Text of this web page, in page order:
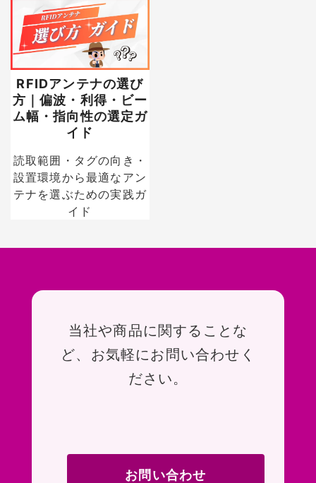
RFIDアンテナの選び
方｜偏波・利得・ビー
ム幅・指向性の選定ガ
イド
読取範囲・タグの向き・
設置環境から最適なアン
テナを選ぶための実践ガ
イド
お問い合わせ
当社や商品に関することな
ど、お気軽にお問い合わせく
ださい。
お問い合わせ